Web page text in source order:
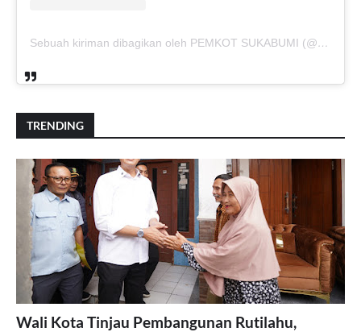
Sebuah kiriman dibagikan oleh PEMKOT SUKABUMI (@pemkotsukabumi_)
TRENDING
Wali Kota Tinjau Pembangunan Rutilahu,